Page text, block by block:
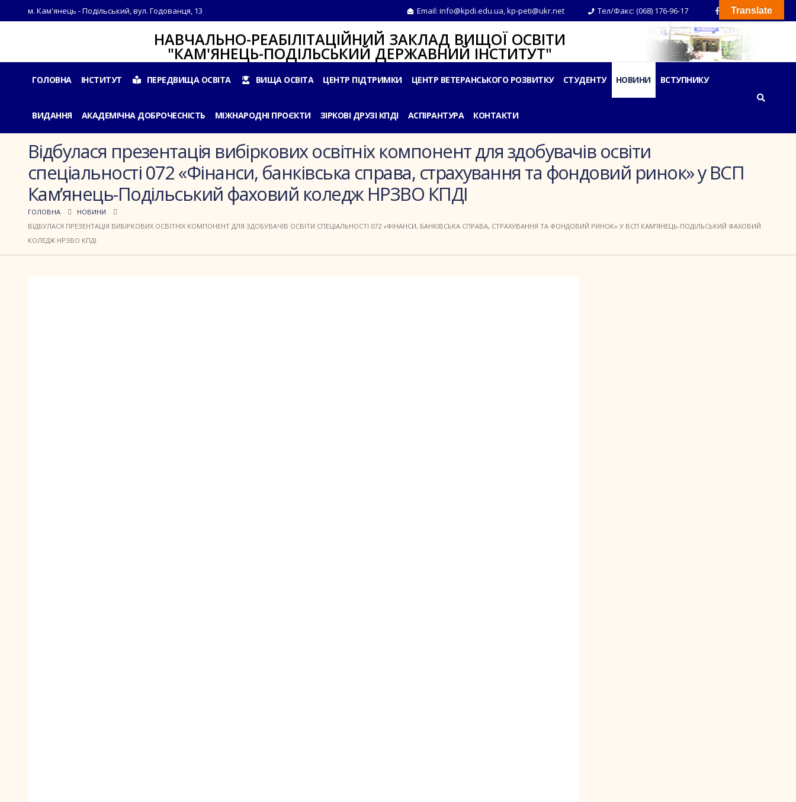
м. Кам'янець - Подільський, вул. Годованця, 13 Email: info@kpdi.edu.ua,kp-peti@ukr.net Тел/Факс: (068) 176-96-17
НАВЧАЛЬНО-РЕАБІЛІТАЦІЙНИЙ ЗАКЛАД ВИЩОЇ ОСВІТИ
"КАМ'ЯНЕЦЬ-ПОДІЛЬСЬКИЙ ДЕРЖАВНИЙ ІНСТИТУТ"
ГОЛОВНА ІНСТИТУТ ПЕРЕДВИЩА ОСВІТА ВИЩА ОСВІТА ЦЕНТР ПІДТРИМКИ ЦЕНТР ВЕТЕРАНСЬКОГО РОЗВИТКУ СТУДЕНТУ НОВИНИ ВСТУПНИКУ
ВИДАННЯ АКАДЕМІЧНА ДОБРОЧЕСНІСТЬ МІЖНАРОДНІ ПРОЄКТИ ЗІРКОВІ ДРУЗІ КПДІ АСПІРАНТУРА КОНТАКТИ
Відбулася презентація вибіркових освітніх компонент для здобувачів освіти
спеціальності 072 «Фінанси, банківська справа, страхування та фондовий ринок» у ВСП
Кам’янець-Подільський фаховий коледж НРЗВО КПДІ
ГОЛОВНА
НОВИНИ
ВІДБУЛАСЯ ПРЕЗЕНТАЦІЯ ВИБІРКОВИХ ОСВІТНІХ КОМПОНЕНТ ДЛЯ ЗДОБУВАЧІВ ОСВІТИ СПЕЦІАЛЬНОСТІ 072 «ФІНАНСИ, БАНКІВСЬКА СПРАВА, СТРАХУВАННЯ ТА ФОНДОВИЙ РИНОК» У ВСП КАМ’ЯНЕЦЬ-ПОДІЛЬСЬКИЙ ФАХОВИЙ
КОЛЕДЖ НРЗВО КПДІ
Translate